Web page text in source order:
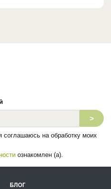
>
соглашаюсь на обработку моих
ознакомлен (а).
БЛОГ